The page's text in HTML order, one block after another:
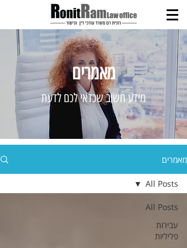
מאמרים
מידע חשוב שכדאי לכם לדעת
מאמרים
All Posts
עבירות
פליליות
All Posts